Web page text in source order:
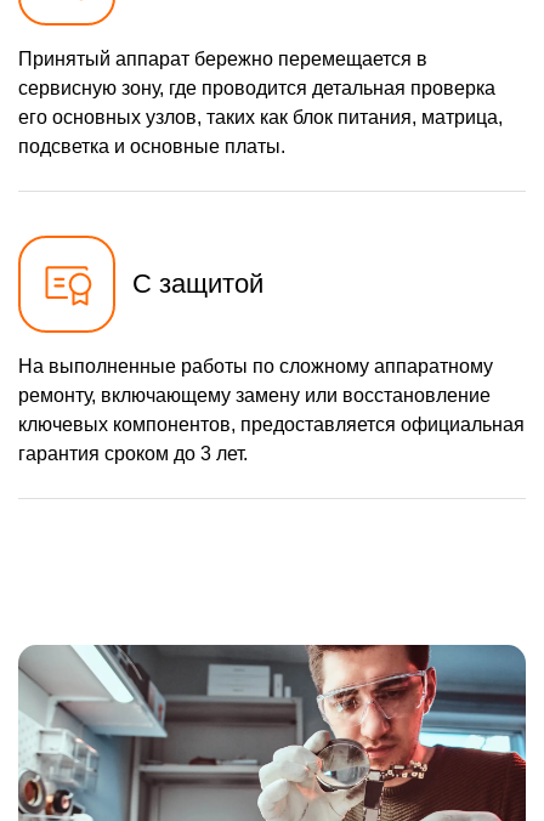
Принятый аппарат бережно перемещается в
сервисную зону, где проводится детальная проверка
его основных узлов, таких как блок питания, матрица,
подсветка и основные платы.
С защитой
На выполненные работы по сложному аппаратному
ремонту, включающему замену или восстановление
ключевых компонентов, предоставляется официальная
гарантия сроком до 3 лет.